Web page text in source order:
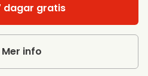
dagar gratis
Mer info